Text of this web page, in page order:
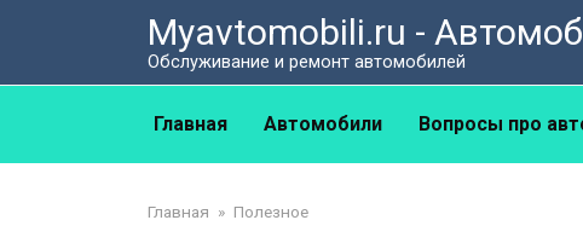
Myavtomobili.ru -
Обслуживание и ремонт автомобилей
Главная Автомобили Вопросы про
Главная » Полезное